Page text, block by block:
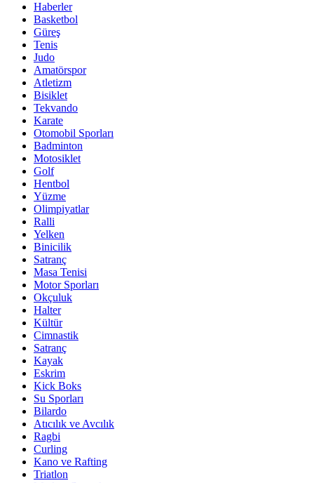
Haberler
Basketbol
Güreş
Tenis
Judo
Amatörspor
Atletizm
Bisiklet
Tekvando
Karate
Otomobil Sporları
Badminton
Motosiklet
Golf
Hentbol
Yüzme
Olimpiyatlar
Ralli
Yelken
Binicilik
Satranç
Masa Tenisi
Motor Sporları
Okçuluk
Halter
Kültür
Cimnastik
Satranç
Kayak
Eskrim
Kick Boks
Su Sporları
Bilardo
Atıcılık ve Avcılık
Ragbi
Curling
Kano ve Rafting
Triatlon